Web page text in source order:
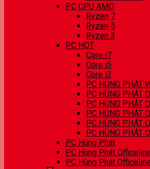
PC CPU AMD
Ryzen 7
Ryzen 5
Ryzen 3
PC HOT
Core i7
Core i5
Core i3
PC HÙNG PHÁT
PC HÙNG PHÁT
PC HÙNG PHÁT
PC HÙNG PHÁT
PC HÙNG PHÁT
PC HÙNG PHÁT
PC Hùng Phát
PC Hùng Phát
PC Hùng Phát